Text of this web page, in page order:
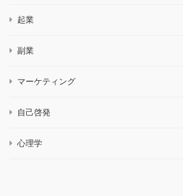
起業
副業
マーケティング
自己啓発
心理学